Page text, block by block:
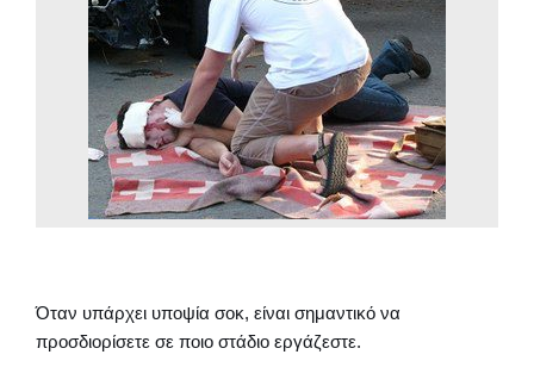
Όταν υπάρχει υποψία σοκ, είναι σημαντικό να
προσδιορίσετε σε ποιο στάδιο εργάζεστε.